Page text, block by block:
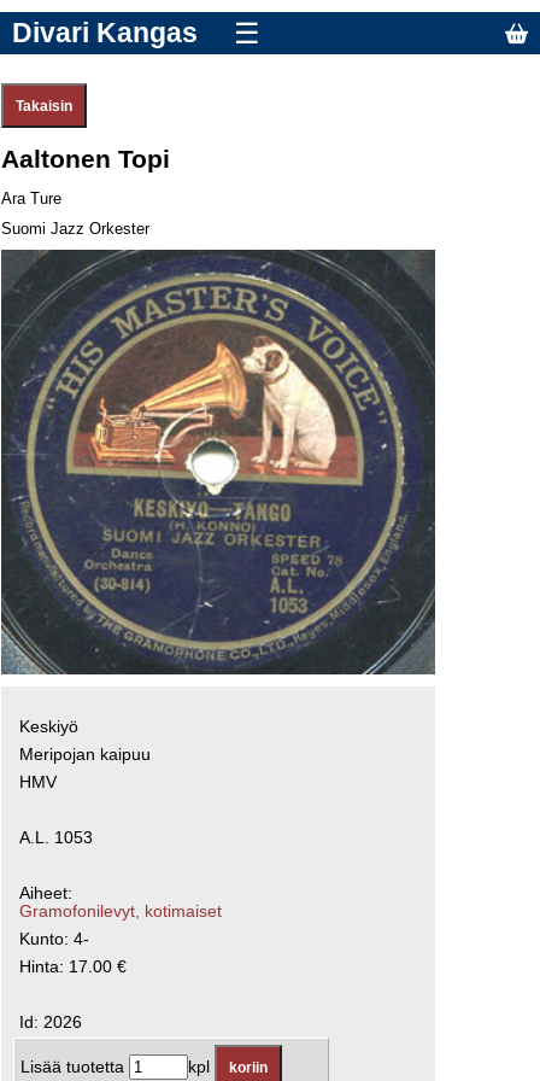
Divari Kangas ☰
Aaltonen Topi
Ara Ture
Suomi Jazz Orkester
Keskiyö
Meripojan kaipuu
HMV
A.L. 1053
Aiheet:
Gramofonilevyt, kotimaiset
Kunto: 4-
Hinta: 17.00 €
Id: 2026
Lisää tuotetta kpl